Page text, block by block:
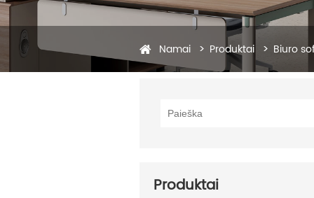
Namai Produktai Biuro
Produktai